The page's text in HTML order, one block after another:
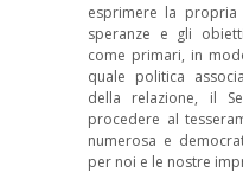
esprimere la
speranze e gli
come primari, in
quale politica
della relazione, il
procedere al
numerosa e
per noi e le nostre